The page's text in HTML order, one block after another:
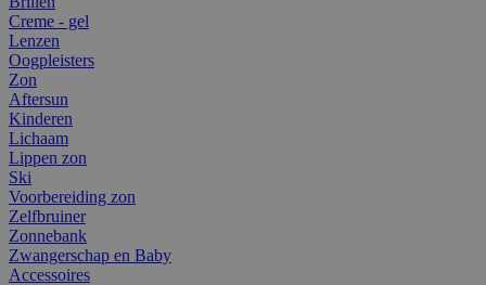
Creme - gel
Lenzen
Oogpleisters
Zon
Aftersun
Kinderen
Lichaam
Lippen zon
Ski
Voorbereiding zon
Zelfbruiner
Zonnebank
Zwangerschap en Baby
Accessoires